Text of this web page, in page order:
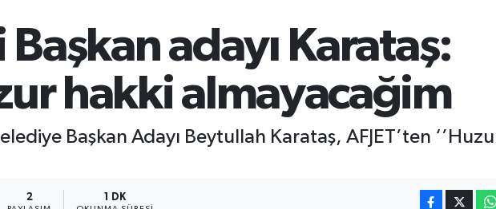
adayı Karataş:
hakki almayacağim
Başkan Adayı Beytullah Karataş, AFJET’ten
2 1 DK